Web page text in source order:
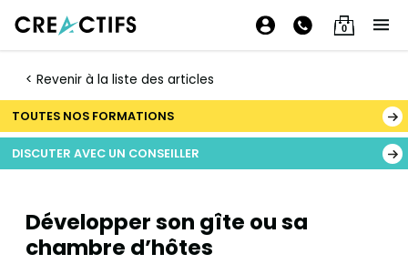
0
< Revenir à la liste des articles
TOUTES NOS FORMATIONS
DISCUTER AVEC UN CONSEILLER
Développer son gîte ou sa
chambre d’hôtes